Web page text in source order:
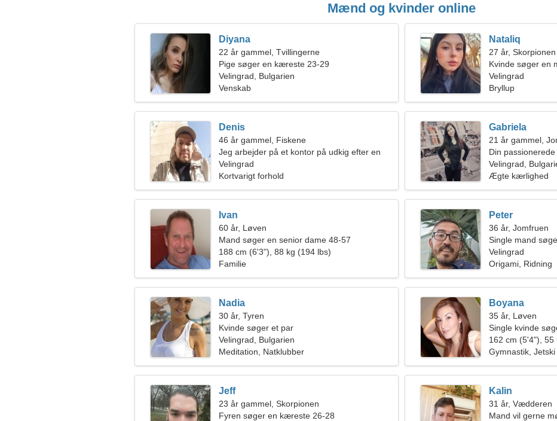
Mænd og kvinder online
Diyana
22 år gammel, Tvillingerne
Pige søger en kæreste 23-29
Velingrad, Bulgarien
Venskab
Nataliq
27 år, Skorpionen
Kvinde søger en
Velingrad
Bryllup
Denis
46 år gammel, Fiskene
Jeg arbejder på et kontor på udkig efter en
sjov kvinde
Velingrad
Kortvarigt forhold
Gabriela
21 år gammel,
Din
Velingrad,
Ægte kærlighed
Ivan
60 år, Løven
Mand søger en senior dame 48-57
188 cm (6'3"), 88 kg (194 lbs)
Familie
Peter
36 år, Jomfruen
Single mand
Velingrad
Origami, Ridning
Nadia
30 år, Tyren
Kvinde søger et par
Velingrad, Bulgarien
Meditation, Natklubber
Boyana
35 år, Løven
Single kvinde
162 cm (5'4"), 55
Gymnastik, Jetski
Jeff
23 år gammel, Skorpionen
Fyren søger en kæreste 26-28
Kalin
31 år, Vædderen
Mand vil gerne